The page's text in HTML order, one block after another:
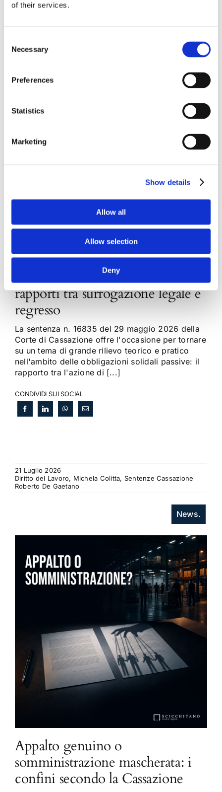
of their services.
Selection
Necessary
Preferences
Statistics
Marketing
Show details
Allow all
Allow selection
Deny
24 Luglio 2026
Diritto civile, Michela Colitta, Sentenze Cassazione
News.
Obbligazioni solidali passive:
rapporti tra surrogazione legale e
regresso
La sentenza n. 16835 del 29 maggio 2026 della
Corte di Cassazione offre l'occasione per tornare
su un tema di grande rilievo teorico e pratico
nell'ambito delle obbligazioni solidali passive: il
rapporto tra l'azione di [...]
CONDIVIDI SUI SOCIAL
21 Luglio 2026
Diritto del Lavoro, Michela Colitta, Sentenze Cassazione
Roberto De Gaetano
News.
Appalto genuino o
somministrazione mascherata: i
confini secondo la Cassazione